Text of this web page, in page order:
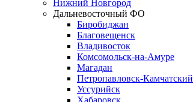
Нижний Новгород
Дальневосточный ФО
Биробиджан
Благовещенск
Владивосток
Комсомольск-на-Амуре
Магадан
Петропавловск-Камчатский
Уссурийск
Хабаровск